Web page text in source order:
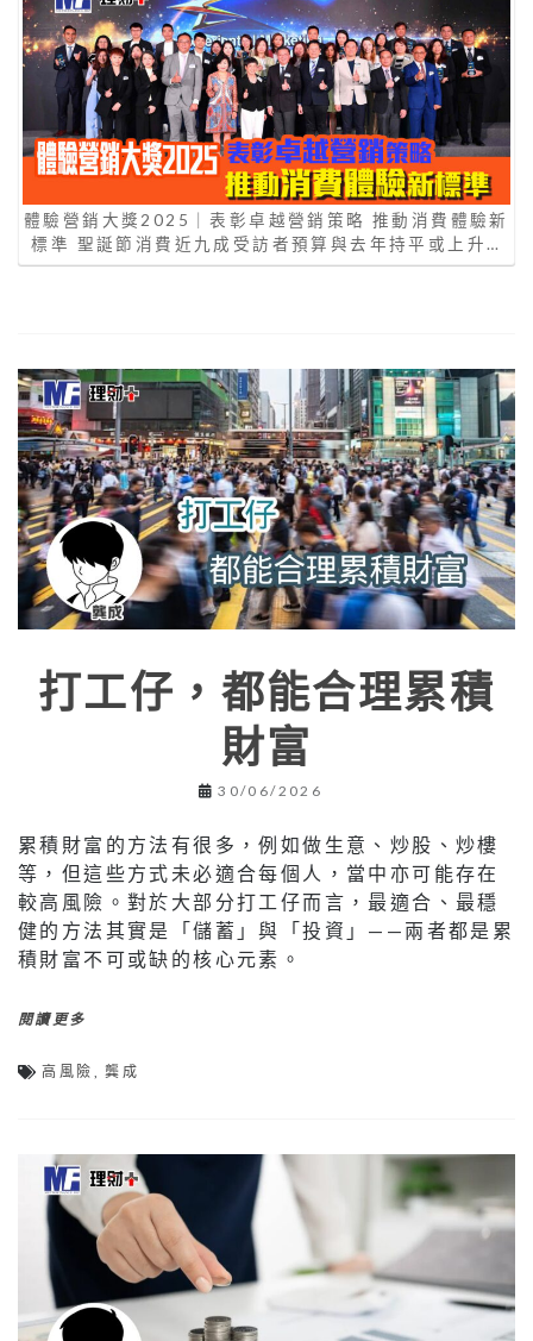
體驗營銷大獎2025｜表彰卓越營銷策略 推動消費體驗新
標準 聖誕節消費近九成受訪者預算與去年持平或上升…
打工仔，都能合理累積
財富
30/06/2026
累積財富的方法有很多，例如做生意、炒股、炒樓
等，但這些方式未必適合每個人，當中亦可能存在
較高風險。對於大部分打工仔而言，最適合、最穩
健的方法其實是「儲蓄」與「投資」——兩者都是累
積財富不可或缺的核心元素。
閱讀更多
高風險 ,龔成